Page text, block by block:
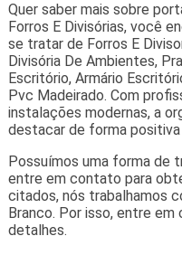
Quer saber mais sobre
Forros E Divisórias, você
se tratar de Forros E
Divisória De Ambientes,
Escritório, Armário
Pvc Madeirado. Com
instalações modernas, a
destacar de forma positiva
Possuímos uma forma de
entre em contato para
citados, nós trabalhamos
Branco. Por isso, entre
detalhes.